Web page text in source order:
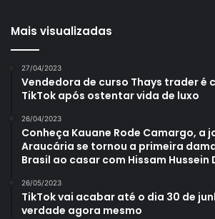
Mais visualizadas
27/04/2023
Vendedora de curso Thays trader é
TikTok após ostentar vida de luxo
26/04/2023
Conheça Kauane Rode Camargo, a
Araucária se tornou a primeira
Brasil ao casar com Hissam Hussein
26/05/2023
TikTok vai acabar até o dia 30 de
verdade agora mesmo